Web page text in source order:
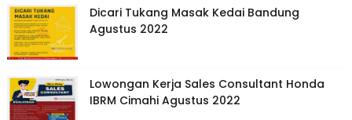
Dicari Tukang Masak Kedai Bandung
Agustus 2022
Lowongan Kerja Sales Consultant Honda
IBRM Cimahi Agustus 2022